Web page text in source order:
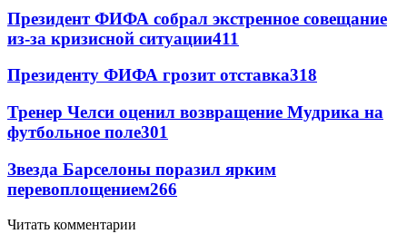
Президент ФИФА собрал экстренное совещание
из-за кризисной ситуации411
Президенту ФИФА грозит отставка318
Тренер Челси оценил возвращение Мудрика на
футбольное поле301
Звезда Барселоны поразил ярким
перевоплощением266
Читать комментарии